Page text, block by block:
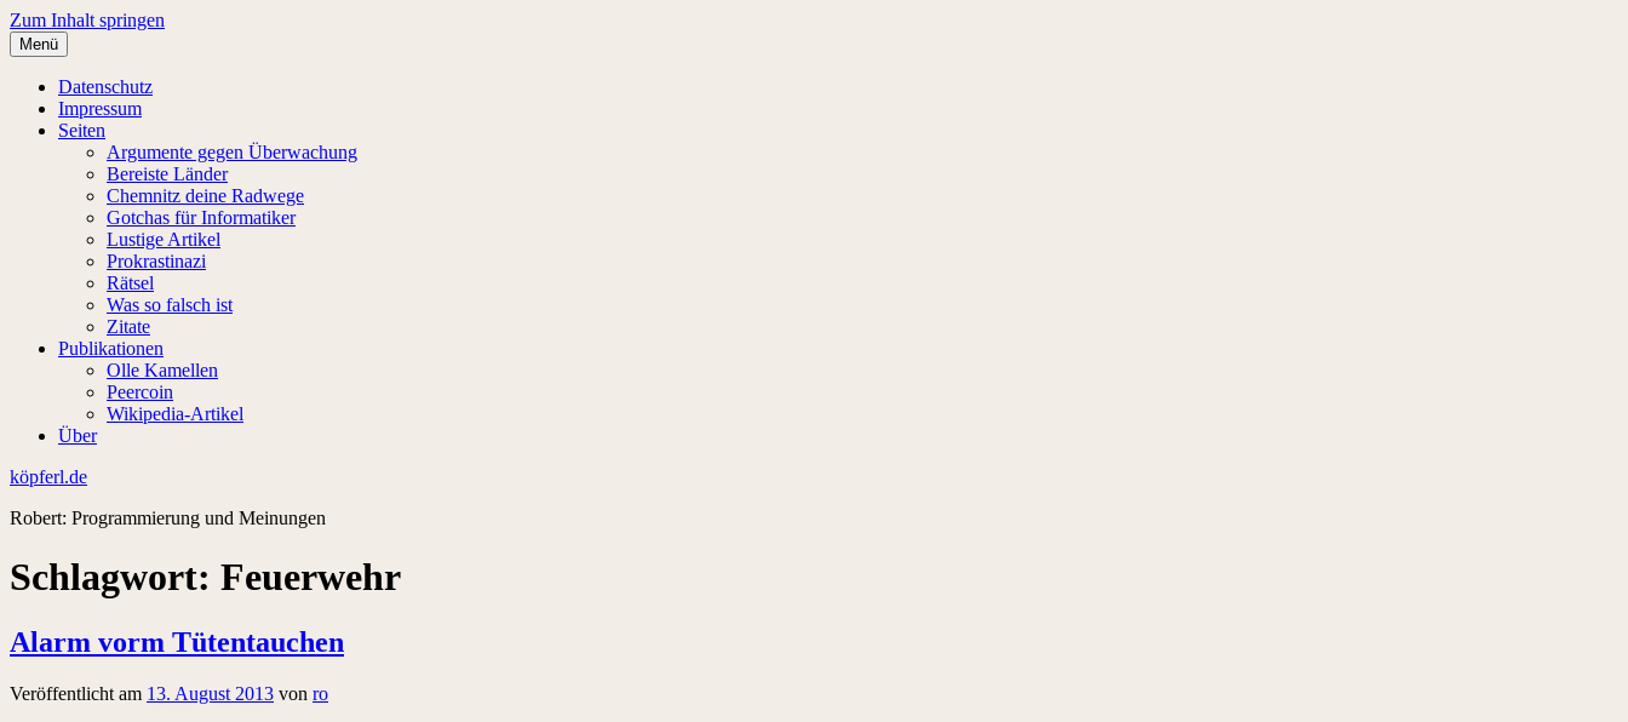
Zum Inhalt springen
Menü
Datenschutz
Impressum
Seiten
Argumente gegen Überwachung
Bereiste Länder
Chemnitz deine Radwege
Gotchas für Informatiker
Lustige Artikel
Prokrastinazi
Rätsel
Was so falsch ist
Zitate
Publikationen
Olle Kamellen
Peercoin
Wikipedia-Artikel
Über
köpferl.de
Robert: Programmierung und Meinungen
Schlagwort: Feuerwehr
Alarm vorm Tütentauchen
Veröffentlicht am 13. August 2013 von ro